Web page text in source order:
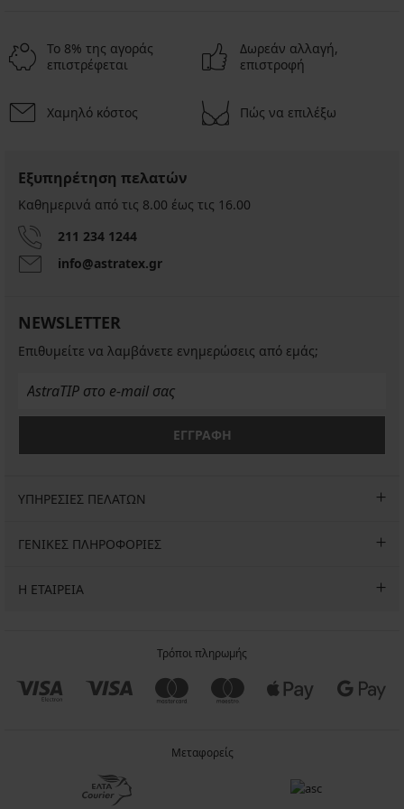
Το 8% της αγοράς
επιστρέφεται
Δωρεάν αλλαγή,
επιστροφή
Χαμηλό κόστος Πώς να επιλέξω
Εξυπηρέτηση πελατών
Καθημερινά από τις 8.00 έως τις 16.00
211 234 1244
info@astratex.gr
NEWSLETTER
Επιθυμείτε να λαμβάνετε ενημερώσεις από εμάς;
ΕΓΓΡΑΦΗ
ΥΠΗΡΕΣΙΕΣ ΠΕΛΑΤΩΝ
ΓΕΝΙΚΕΣ ΠΛΗΡΟΦΟΡΙΕΣ
Η ΕΤΑΙΡΕΙΑ
Τρόποι πληρωμής
Μεταφορείς